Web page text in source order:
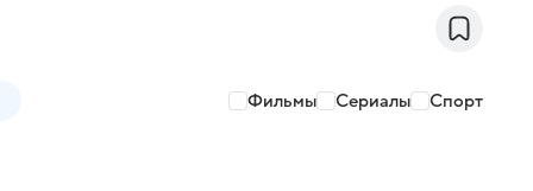
Фильмы Сериалы Спорт